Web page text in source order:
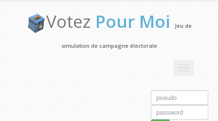
Votez Pour Moi Jeu de
simulation de campagne électorale